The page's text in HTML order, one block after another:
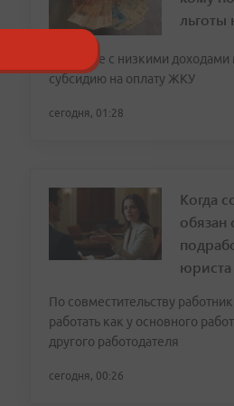
льготы
Граждане с низкими
субсидию на оплату ЖКУ
сегодня, 01:28
Когда
обязан
юриста
По совместительству
работать как у основного
другого работодателя
сегодня, 00:26